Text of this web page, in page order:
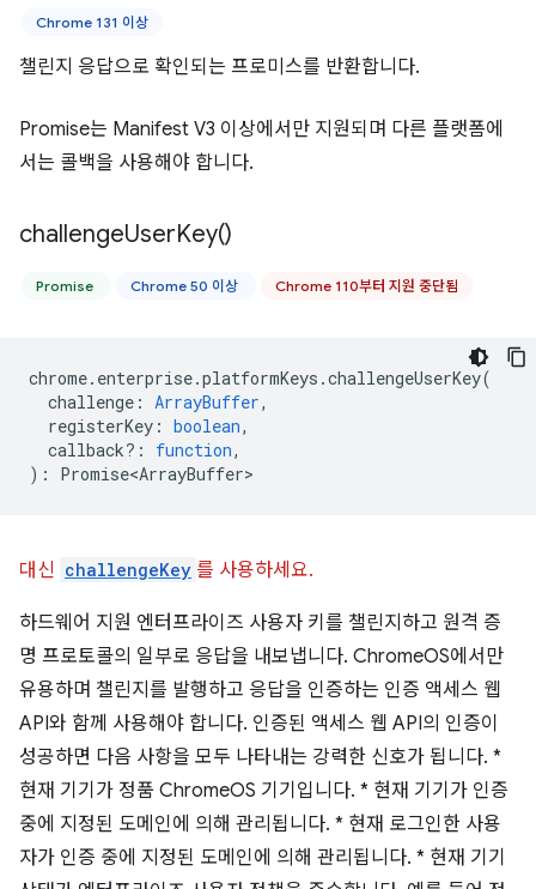
Chrome 131 이상
챌린지 응답으로 확인되는 프로미스를 반환합니다.
Promise는 Manifest V3 이상에서만 지원되며 다른 플랫폼에
서는 콜백을 사용해야 합니다.
challengeUserKey()
Promise Chrome 50 이상 Chrome 110부터 지원 중단됨
chrome. enterprise.platformKeys .challengeUserKey(
challenge : ArrayBuffer,
registerKey : boolean,
callback? : function,
) : Promise<ArrayBuffer>
대신 challengeKey 를 사용하세요.
하드웨어 지원 엔터프라이즈 사용자 키를 챌린지하고 원격 증
명 프로토콜의 일부로 응답을 내보냅니다. ChromeOS에서만
유용하며 챌린지를 발행하고 응답을 인증하는 인증 액세스 웹
API와 함께 사용해야 합니다. 인증된 액세스 웹 API의 인증이
성공하면 다음 사항을 모두 나타내는 강력한 신호가 됩니다. *
현재 기기가 정품 ChromeOS 기기입니다. * 현재 기기가 인증
중에 지정된 도메인에 의해 관리됩니다. * 현재 로그인한 사용
자가 인증 중에 지정된 도메인에 의해 관리됩니다. * 현재 기기